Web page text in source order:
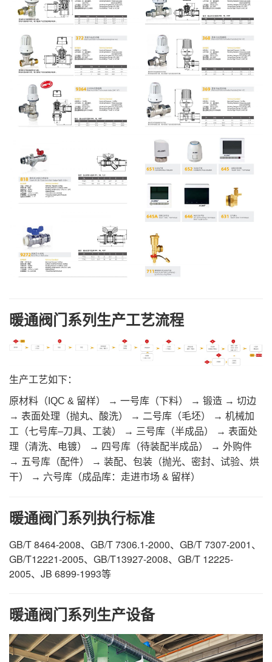
暖通阀门系列生产工艺流程
生产工艺如下：
原材料（IQC & 留样） → 一号库（下料） → 锻造 → 切边
→ 表面处理（抛丸、酸洗） → 二号库（毛坯） → 机械加
工（七号库–刀具、工装） → 三号库（半成品） → 表面处
理（清洗、电镀） → 四号库（待装配半成品） → 外购件
→ 五号库（配件） → 装配、包装（抛光、密封、试验、烘
干） → 六号库（成品库：走进市场 & 留样）
暖通阀门系列执行标准
GB/T 8464-2008、GB/T 7306.1-2000、GB/T 7307-2001、
GB/T12221-2005、GB/T13927-2008、GB/T 12225-
2005、JB 6899-1993等
暖通阀门系列生产设备